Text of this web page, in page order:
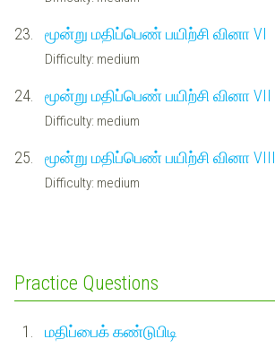
23. மூன்று மதிப்பெண் பயிற்சி வினா VI
Difficulty: medium
24. மூன்று மதிப்பெண் பயிற்சி வினா VII
Difficulty: medium
25. மூன்று மதிப்பெண் பயிற்சி வினா VIII
Difficulty: medium
Practice Questions
1. மதிப்பைக் கண்டுபிடி